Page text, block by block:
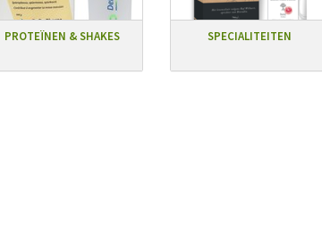
PROTEÏNEN & SHAKES SPECIALITEITEN